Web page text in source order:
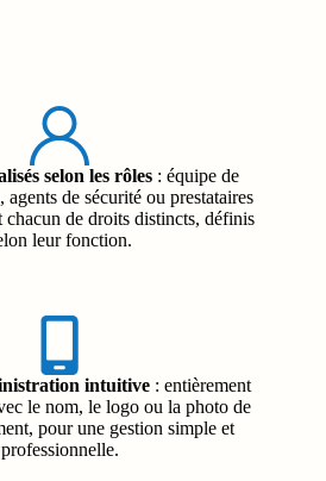
selon les rôles: équipe de
de sécurité ou prestataires
chacun de droits distincts, définis
leur fonction.
intuitive : entièrement
le nom, le logo ou la photo de
pour une gestion simple et
professionnelle.